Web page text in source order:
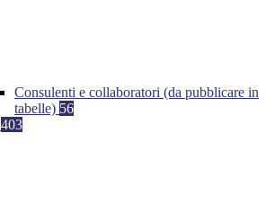
Consulenti e collaboratori (da pubblicare in
tabelle) 56
403